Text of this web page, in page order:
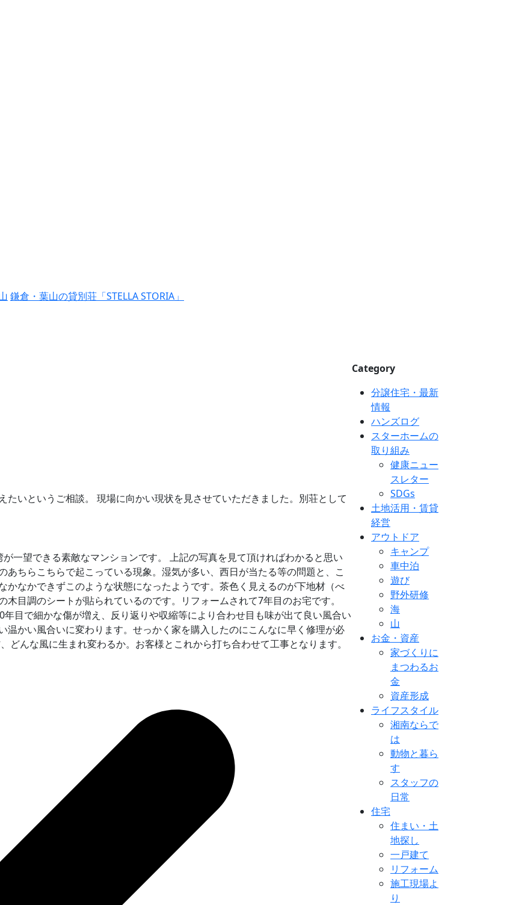
鎌倉・葉山の貸別荘「STELLA STORIA」
たいというご相談。 現場に向かい現状を見させていただきました。別荘として
一望できる素敵なマンションです。 上記の写真を見て頂ければわかると思い
あちらこちらで起こっている現象。湿気が多い、西日が当たる等の問題と、こ
かなかできずこのような状態になったようです。茶色く見えるのが下地材（べ
目調のシートが貼られているのです。リフォームされて7年目のお宅です。
目で細かな傷が増え、反り返りや収縮等により合わせ目も味が出て良い風合い
温かい風合いに変わります。せっかく家を購入したのにこんなに早く修理が必
んな風に生まれ変わるか。お客様とこれから打ち合わせて工事となります。
Category
分譲住宅・最新
情報
ハンズログ
スターホームの
取り組み
健康ニュー
スレター
SDGs
土地活用・賃貸
経営
アウトドア
キャンプ
車中泊
遊び
野外研修
海
山
お金・資産
家づくりに
まつわるお
金
資産形成
ライフスタイル
湘南ならで
は
動物と暮ら
す
スタッフの
日常
住宅
住まい・土
地探し
一戸建て
リフォーム
施工現場よ
り